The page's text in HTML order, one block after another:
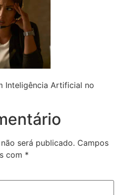
Inteligência Artificial no
será publicado. Campos
com *